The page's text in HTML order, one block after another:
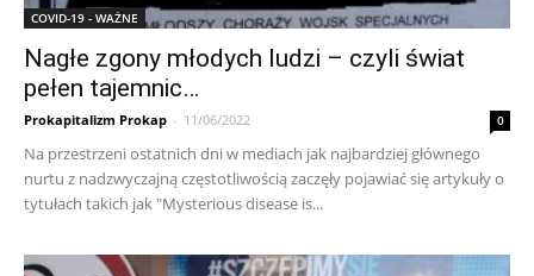
COVID-19 - WAŻNE
Nagłe zgony młodych ludzi – czyli świat
pełen tajemnic…
Prokapitalizm Prokap - 11/06/2022 0
Na przestrzeni ostatnich dni w mediach jak najbardziej głównego
nurtu z nadzwyczajną częstotliwością zaczęły pojawiać się artykuły o
tytułach takich jak "Mysterious disease is...